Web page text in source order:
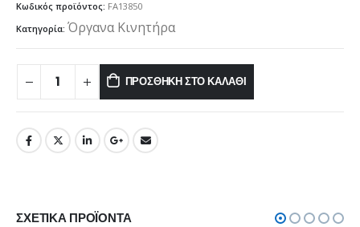
Κωδικός προϊόντος: FA13850
Κατηγορία: Όργανα Κινητήρα
ΠΡΟΣΘΉΚΗ ΣΤΟ ΚΑΛΆΘΙ
ΣΧΕΤΙΚΆ ΠΡΟΪΌΝΤΑ